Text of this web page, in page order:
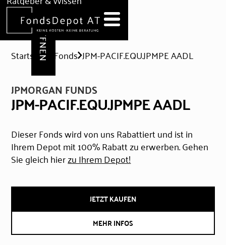
Hilfe & Formulare
DEPOT ERÖFFNEN
Startseite Fonds JPM-PACIF.EQU.JPMPE AADL
JPMORGAN FUNDS
JPM-PACIF.EQU.JPMPE AADL
Dieser Fonds wird von uns Rabattiert und ist in
Ihrem Depot mit 100% Rabatt zu erwerben. Gehen
Sie gleich hierzu Ihrem Depot!
JETZT KAUFEN
MEHR INFOS